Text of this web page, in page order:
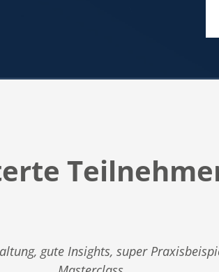
gute Insights, super